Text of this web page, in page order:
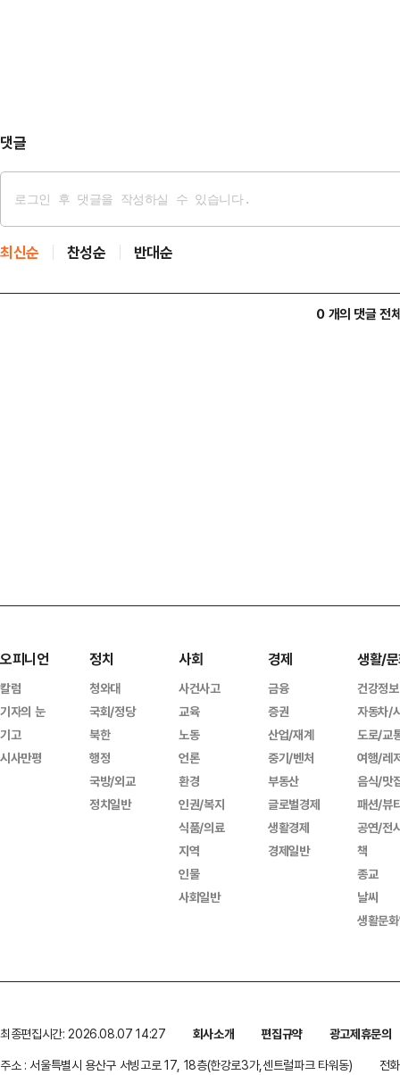
댓글
최신순 찬성순 반대순
0 개의 댓글 전
오피니언
칼럼
기자의 눈
기고
시사만평
정치
청와대
국회/정당
북한
행정
국방/외교
정치일반
사회
사건사고
교육
노동
언론
환경
인권/복지
식품/의료
지역
인물
사회일반
경제
금융
증권
산업/재계
중기/벤처
부동산
글로벌경제
생활경제
경제일반
생활/
건강정보
자동차/
도로/교
여행/레
음식/맛
패션/뷰
공연/전
책
종교
날씨
생활문
최종편집시간: 2026.08.07 14:27 회사소개 편집규약
광고제휴문의
주소 : 서울특별시 용산구 서빙고로 17, 18층(한강로3가,센트럴파크 타워동)
전